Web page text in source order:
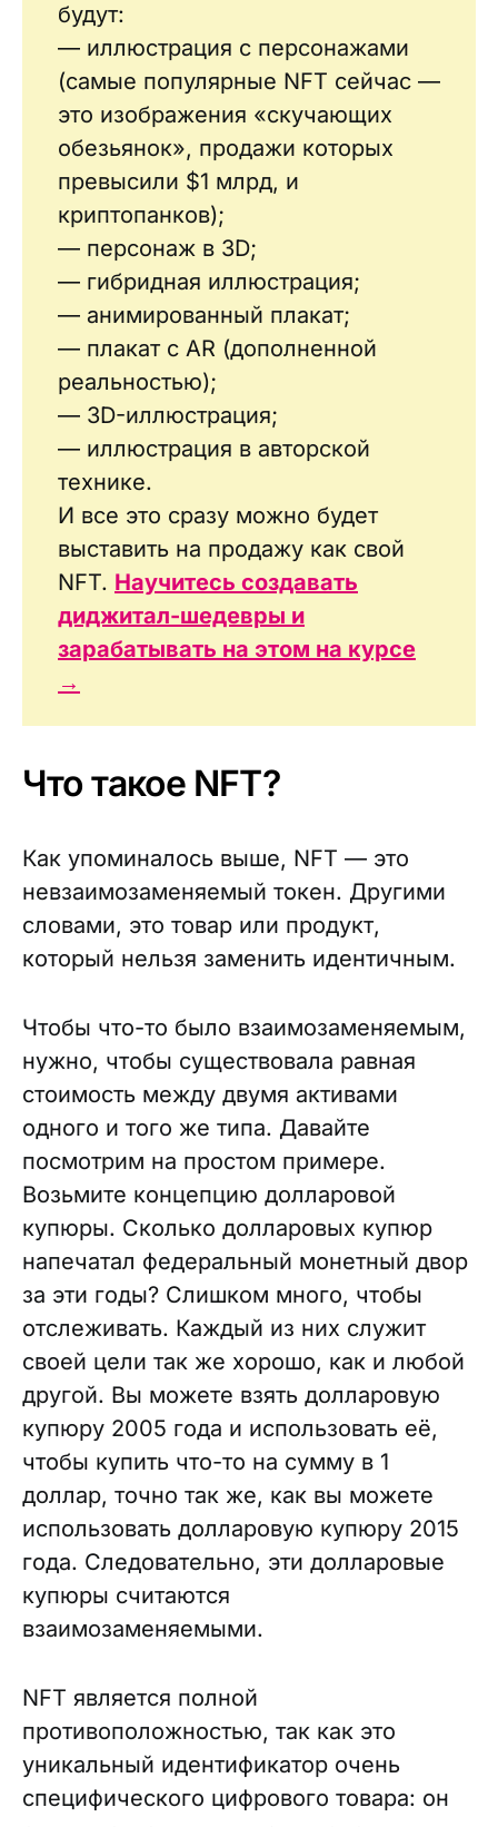
будут:
— иллюстрация с персонажами
(самые популярные NFT сейчас —
это изображения «скучающих
обезьянок», продажи которых
превысили $1 млрд, и
криптопанков);
— персонаж в 3D;
— гибридная иллюстрация;
— анимированный плакат;
— плакат с AR (дополненной
реальностью);
— 3D-иллюстрация;
— иллюстрация в авторской
технике.
И все это сразу можно будет
выставить на продажу как свой
NFT. Научитесь создавать
диджитал-шедевры и
зарабатывать на этом на курсе
→
Что такое NFT?
Как упоминалось выше, NFT — это
невзаимозаменяемый токен. Другими
словами, это товар или продукт,
который нельзя заменить идентичным.
Чтобы что-то было взаимозаменяемым,
нужно, чтобы существовала равная
стоимость между двумя активами
одного и того же типа. Давайте
посмотрим на простом примере.
Возьмите концепцию долларовой
купюры. Сколько долларовых купюр
напечатал федеральный монетный двор
за эти годы? Слишком много, чтобы
отслеживать. Каждый из них служит
своей цели так же хорошо, как и любой
другой. Вы можете взять долларовую
купюру 2005 года и использовать её,
чтобы купить что-то на сумму в 1
доллар, точно так же, как вы можете
использовать долларовую купюру 2015
года. Следовательно, эти долларовые
купюры считаются
взаимозаменяемыми.
NFT является полной
противоположностью, так как это
уникальный идентификатор очень
специфического цифрового товара: он